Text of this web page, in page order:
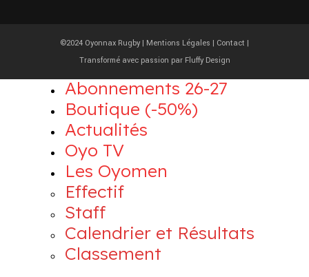
©2024 Oyonnax Rugby | Mentions Légales | Contact |
Transformé avec passion par Fluffy Design
Abonnements 26-27
Boutique (-50%)
Actualités
Oyo TV
Les Oyomen
Effectif
Staff
Calendrier et Résultats
Classement